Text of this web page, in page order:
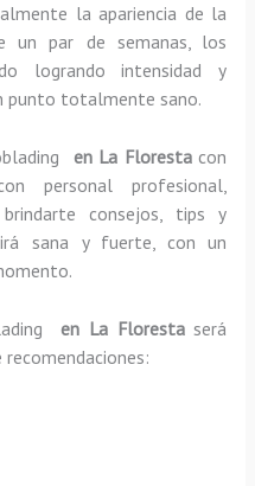
la apariencia de la
un par de semanas, los
logrando intensidad y
punto totalmente sano.
en La Floresta con
personal profesional,
consejos, tips y
sana y fuerte, con un
en La Floresta será
recomendaciones: